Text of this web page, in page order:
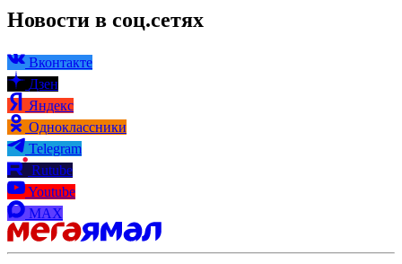
Новости в соц.сетях
Вконтакте
Дзен
Яндекс
Одноклассники
Telegram
Rutube
Youtube
MAX